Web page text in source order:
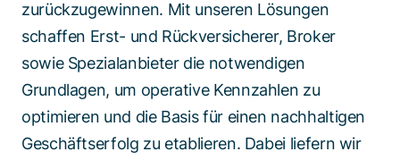
zurückzugewinnen. Mit unseren Lösungen
schaffen Erst- und Rückversicherer, Broker
sowie Spezialanbieter die notwendigen
Grundlagen, um operative Kennzahlen zu
optimieren und die Basis für einen nachhaltigen
Geschäftserfolg zu etablieren. Dabei liefern wir